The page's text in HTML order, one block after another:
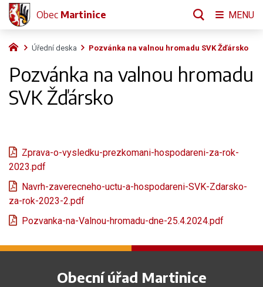
Úřední deska Pozvánka na valnou hromadu SVK Žďársko
Pozvánka na valnou hromadu
SVK Žďársko
Zprava-o-vysledku-prezkomani-hospodareni-za-rok-
2023.pdf
Navrh-zaverecneho-uctu-a-hospodareni-SVK-Zdarsko-
za-rok-2023-2.pdf
Pozvanka-na-Valnou-hromadu-dne-25.4.2024.pdf
Obecní úřad Martinice
Obec Martinice MENU